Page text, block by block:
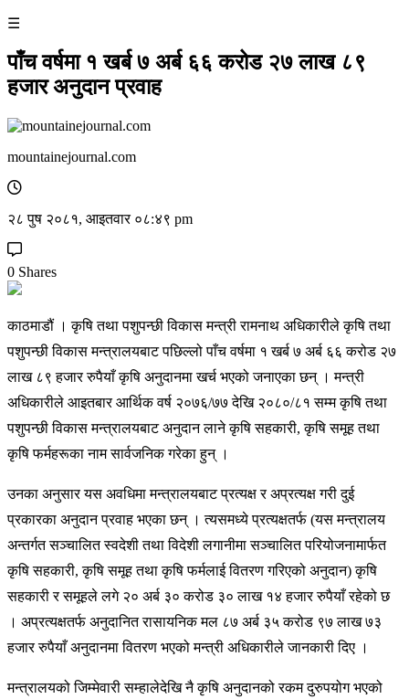
☰
पाँच वर्षमा १ खर्ब ७ अर्ब ६६ करोड २७ लाख ८९
हजार अनुदान प्रवाह
mountainejournal.com
२८ पुष २०८१, आइतवार ०८:४९ pm
0 Shares
काठमाडौं । कृषि तथा पशुपन्छी विकास मन्त्री रामनाथ अधिकारीले कृषि तथा
पशुपन्छी विकास मन्त्रालयबाट पछिल्लो पाँच वर्षमा १ खर्ब ७ अर्ब ६६ करोड २७
लाख ८९ हजार रुपैयाँ कृषि अनुदानमा खर्च भएको जनाएका छन् । मन्त्री
अधिकारीले आइतबार आर्थिक वर्ष २०७६/७७ देखि २०८०/८१ सम्म कृषि तथा
पशुपन्छी विकास मन्त्रालयबाट अनुदान लाने कृषि सहकारी, कृषि समूह तथा
कृषि फर्महरूका नाम सार्वजनिक गरेका हुन् ।
उनका अनुसार यस अवधिमा मन्त्रालयबाट प्रत्यक्ष र अप्रत्यक्ष गरी दुई
प्रकारका अनुदान प्रवाह भएका छन् । त्यसमध्ये प्रत्यक्षतर्फ (यस मन्त्रालय
अन्तर्गत सञ्चालित स्वदेशी तथा विदेशी लगानीमा सञ्चालित परियोजनामार्फत
कृषि सहकारी, कृषि समूह तथा कृषि फर्मलाई वितरण गरिएको अनुदान) कृषि
सहकारी र समूहले लगे २० अर्ब ३० करोड ३० लाख १४ हजार रुपैयाँ रहेको छ
। अप्रत्यक्षतर्फ अनुदानित रासायनिक मल ८७ अर्ब ३५ करोड ९७ लाख ७३
हजार रुपैयाँ अनुदानमा वितरण भएको मन्त्री अधिकारीले जानकारी दिए ।
मन्त्रालयको जिम्मेवारी सम्हालेदेखि नै कृषि अनुदानको रकम दुरुपयोग भएको